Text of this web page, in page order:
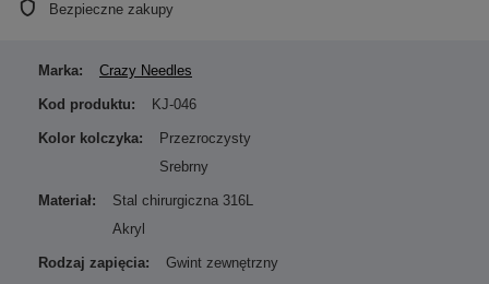
Bezpieczne zakupy
Marka: Crazy Needles
Kod produktu: KJ-046
Kolor kolczyka:
Przezroczysty
Srebrny
Materiał:
Stal chirurgiczna 316L
Akryl
Rodzaj zapięcia: Gwint zewnętrzny